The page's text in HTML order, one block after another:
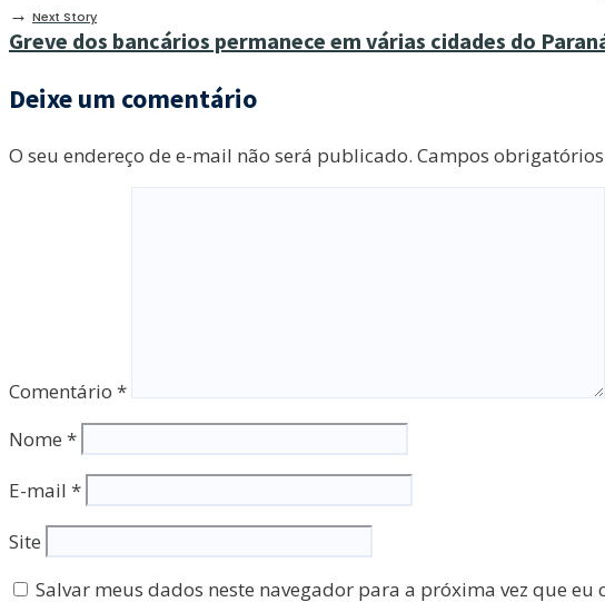
→ Next Story
Greve dos bancários permanece em várias cidades do
Deixe um comentário
O seu endereço de e-mail não será publicado. Campos
Comentário *
Nome *
E-mail *
Site
Salvar meus dados neste navegador para a próxima vez que eu